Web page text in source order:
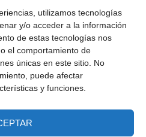
utilizamos tecnologías
y/o acceder a la información
de estas tecnologías nos
el comportamiento de
únicas en este sitio. No
puede afectar
y funciones.
All rights reserved.